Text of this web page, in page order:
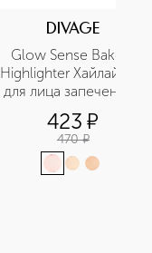
DIVAGE
Glow Sense Baked
Highlighter Хайлайтер
для лица запеченный
423 ¤
470 ¤